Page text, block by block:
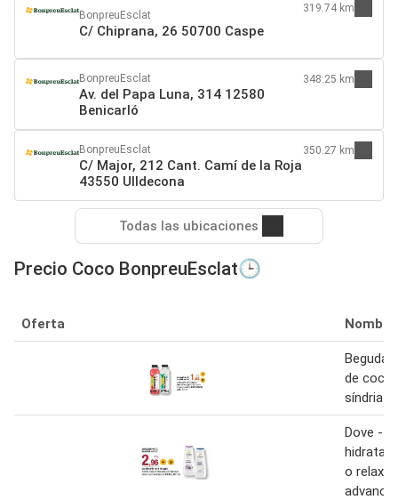
BonpreuEsclat
C/ Chiprana, 26 50700 Caspe
319.74 km
BonpreuEsclat
Av. del Papa Luna, 314 12580
Benicarló
348.25 km
BonpreuEsclat
C/ Major, 212 Cant. Camí de la Roja
43550 Ulldecona
350.27 km
Todas las ubicaciones
Precio Coco BonpreuEsclat🕒
Oferta Nombre
Beguda
de coco
síndria
Dove -
o relax